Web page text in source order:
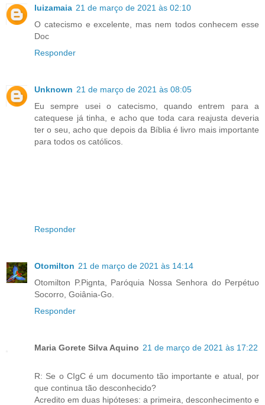
luizamaia 21 de março de 2021 às 02:10
O catecismo e excelente, mas nem todos conhecem esse
Doc
Responder
Unknown 21 de março de 2021 às 08:05
Eu sempre usei o catecismo, quando entrem para a
catequese já tinha, e acho que toda cara reajusta deveria
ter o seu, acho que depois da Bíblia é livro mais importante
para todos os católicos.
Responder
Otomilton 21 de março de 2021 às 14:14
Otomilton P.Pignta, Paróquia Nossa Senhora do Perpétuo
Socorro, Goiânia-Go.
Responder
Maria Gorete Silva Aquino 21 de março de 2021 às 17:22
R: Se o CIgC é um documento tão importante e atual, por
que continua tão desconhecido?
Acredito em duas hipóteses: a primeira, desconhecimento e